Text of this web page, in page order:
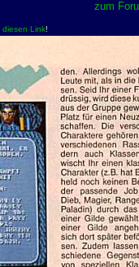
zum
diesen Link!